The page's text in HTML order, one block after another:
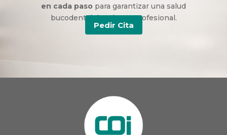
en cada paso para garantizar una salud
bucodental duradera y profesional.
Pedir Cita